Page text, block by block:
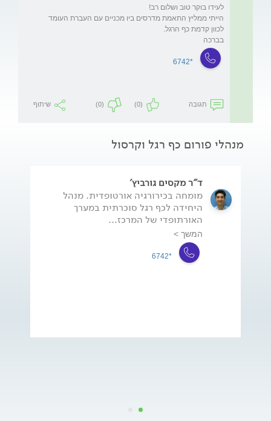
הייתי ממליץ התאמת מדרסים ביו מכניים עם העברת העומד
בברכה
*6742
תגובה (0)
(0) שיתוף
מנהלי פורום כף רגל וקרסול
ד"ר מקסים גורביץ'
מומחה בכירורגיה אורטופדית. מנהל
היחידה לכף רגל סוכרתית במערך
האורתופדי של המרכז...
המשך >
*6742